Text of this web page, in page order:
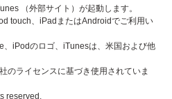
（外部サイト）が起動します。
touch、iPadまたはAndroidでご利用い
、iPodのロゴ、iTunesは、米国および他
のライセンスに基づき使用されていま
reserved.